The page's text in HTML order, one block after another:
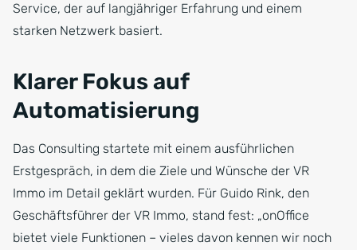
Service, der auf langjähriger Erfahrung und einem
starken Netzwerk basiert.
Klarer Fokus auf
Automatisierung
Das Consulting startete mit einem ausführlichen
Erstgespräch, in dem die Ziele und Wünsche der VR
Immo im Detail geklärt wurden. Für Guido Rink, den
Geschäftsführer der VR Immo, stand fest: „onOffice
bietet viele Funktionen – vieles davon kennen wir noch